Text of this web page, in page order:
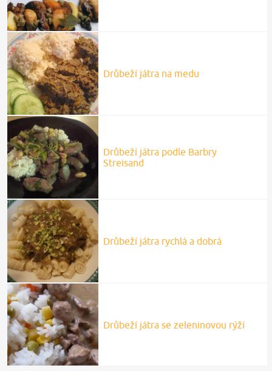
Drůbeží játra na medu
Drůbeží játra podle Barbry
Streisand
Drůbeží játra rychlá a dobrá
Drůbeží játra se zeleninovou rýží